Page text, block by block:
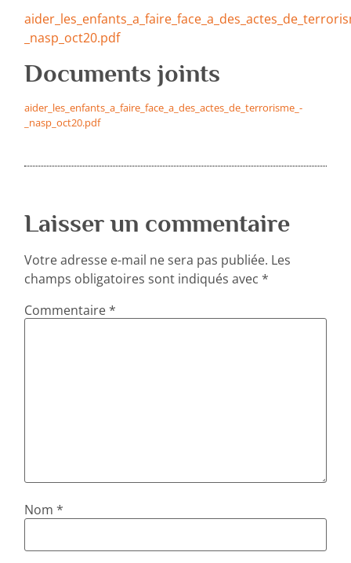
_nasp_oct20.pdf
Documents joints
aider_les_enfants_a_faire_face_a_des_actes_de_terrorisme_-
_nasp_oct20.pdf
Laisser un commentaire
Votre adresse e-mail ne sera pas publiée. Les
champs obligatoires sont indiqués avec*
Commentaire*
Nom*